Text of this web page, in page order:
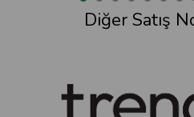
Diğer Satış